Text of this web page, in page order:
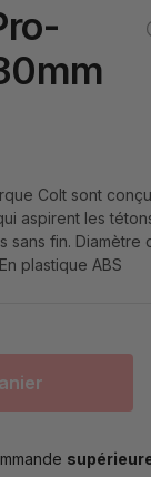
Colt sont
aspirent les
sans fin. Diamètre
plastique ABS